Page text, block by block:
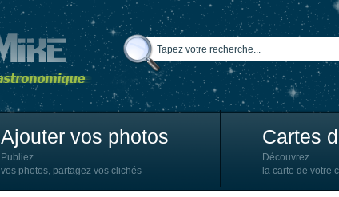
Ajouter vos photos
Publiez
vos photos, partagez vos clichés
Cartes
Découvrez
la carte de votre